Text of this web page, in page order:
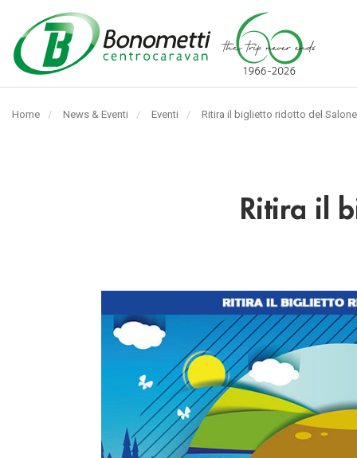
Automarket
Srl
Home News & Eventi Eventi
Pagina
Ritira il biglietto ridotto del
Ritira il